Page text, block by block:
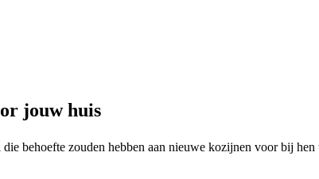
jouw huis
behoefte zouden hebben aan nieuwe kozijnen voor bij